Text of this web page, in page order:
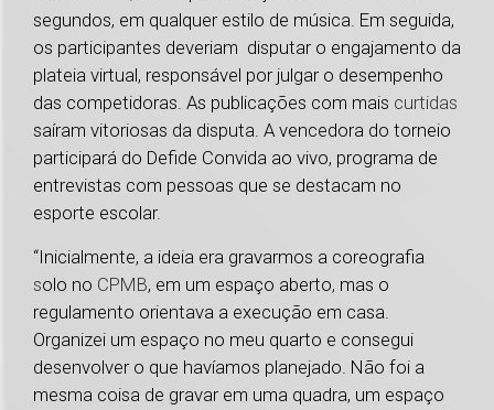
segundos, em qualquer estilo de música. Em seguida,
os participantes deveriam disputar o engajamento da
plateia virtual, responsável por julgar o desempenho
das competidoras. As publicações com mais curtidas
saíram vitoriosas da disputa. A vencedora do torneio
participará do Defide Convida ao vivo, programa de
entrevistas com pessoas que se destacam no
esporte escolar.
“Inicialmente, a ideia era gravarmos a coreografia
solo no CPMB, em um espaço aberto, mas o
regulamento orientava a execução em casa.
Organizei um espaço no meu quarto e consegui
desenvolver o que havíamos planejado. Não foi a
mesma coisa de gravar em uma quadra, um espaço